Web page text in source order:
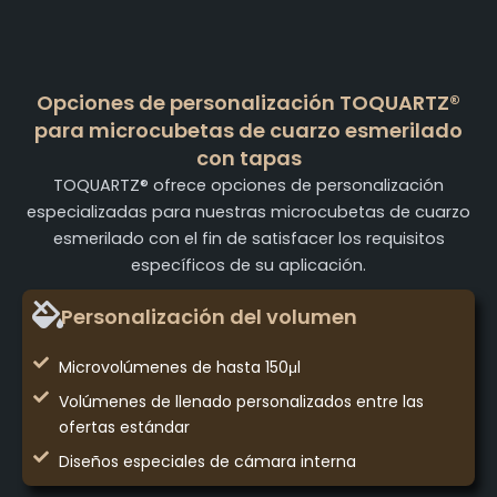
Opciones de personalización TOQUARTZ®
para microcubetas de cuarzo esmerilado
con tapas
TOQUARTZ® ofrece opciones de personalización
especializadas para nuestras microcubetas de cuarzo
esmerilado con el fin de satisfacer los requisitos
específicos de su aplicación.
Personalización del volumen
Microvolúmenes de hasta 150μl
Volúmenes de llenado personalizados entre las
ofertas estándar
Diseños especiales de cámara interna